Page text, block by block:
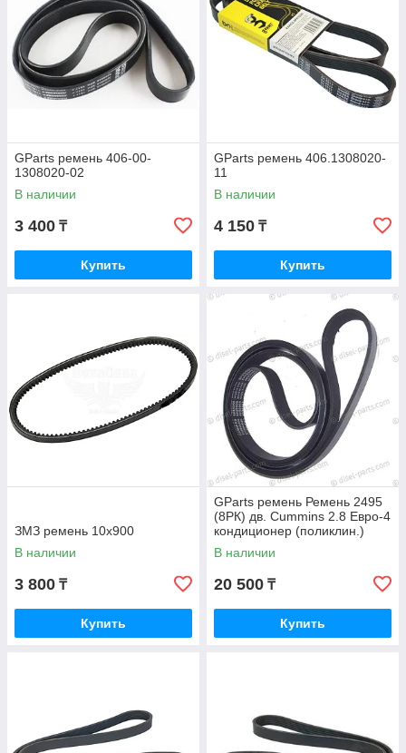
GParts ремень 406-00-
1308020-02
В наличии
3 400 ₸
Купить
GParts ремень 406.1308020-
11
В наличии
4 150 ₸
Купить
ЗМЗ ремень 10х900
В наличии
3 800 ₸
Купить
GParts ремень Ремень 2495
(8РК) дв. Cummins 2.8 Евро-4
кондиционер (поликлин.)
В наличии
20 500 ₸
Купить